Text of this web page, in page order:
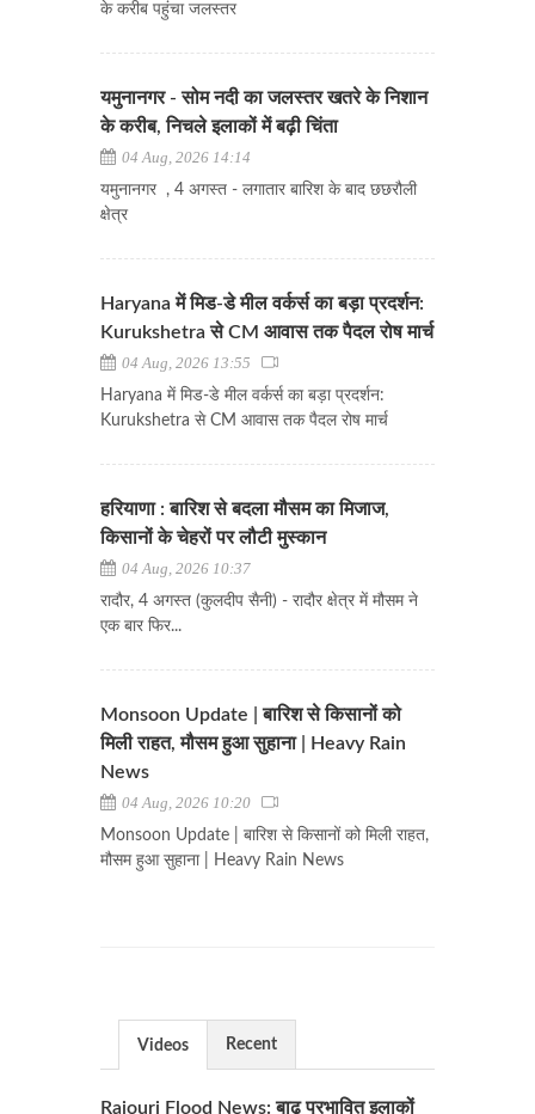
के करीब पहुंचा जलस्तर
यमुनानगर - सोम नदी का जलस्तर खतरे के निशान
के करीब, निचले इलाकों में बढ़ी चिंता
04 Aug, 2026 14:14
यमुनानगर , 4 अगस्त - लगातार बारिश के बाद छछरौली
क्षेत्र
Haryana में मिड-डे मील वर्कर्स का बड़ा प्रदर्शन:
Kurukshetra से CM आवास तक पैदल रोष मार्च
04 Aug, 2026 13:55
Haryana में मिड-डे मील वर्कर्स का बड़ा प्रदर्शन:
Kurukshetra से CM आवास तक पैदल रोष मार्च
हरियाणा : बारिश से बदला मौसम का मिजाज,
किसानों के चेहरों पर लौटी मुस्कान
04 Aug, 2026 10:37
रादौर, 4 अगस्त (कुलदीप सैनी) - रादौर क्षेत्र में मौसम ने
एक बार फिर...
Monsoon Update | बारिश से किसानों को
मिली राहत, मौसम हुआ सुहाना | Heavy Rain
News
04 Aug, 2026 10:20
Monsoon Update | बारिश से किसानों को मिली राहत,
मौसम हुआ सुहाना | Heavy Rain News
Videos Recent
Rajouri Flood News: बाढ़ प्रभावित इलाकों